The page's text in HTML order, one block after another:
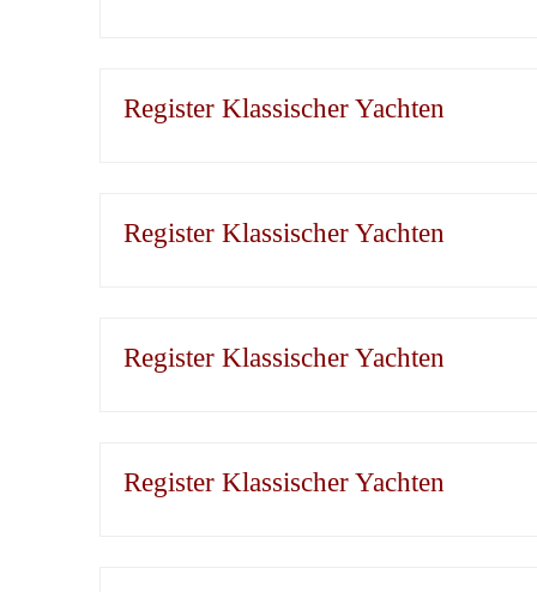
Register Klassischer Yachten
Register Klassischer Yachten
Register Klassischer Yachten
Register Klassischer Yachten